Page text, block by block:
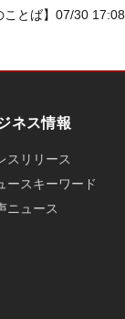
とば】 07/30 17:08
ネス情報
スリリース
ースキーワード
ニュース